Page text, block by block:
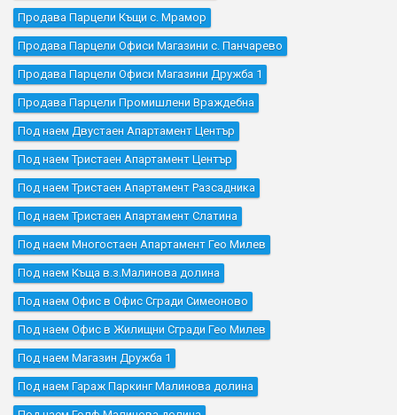
Продава Парцели Къщи с. Мрамор
Продава Парцели Офиси Магазини с. Панчарево
Продава Парцели Офиси Магазини Дружба 1
Продава Парцели Промишлени Враждебна
Под наем Двустаен Апартамент Център
Под наем Тристаен Апартамент Център
Под наем Тристаен Апартамент Разсадника
Под наем Тристаен Апартамент Слатина
Под наем Многостаен Апартамент Гео Милев
Под наем Къщa в.з.Малинова долина
Под наем Офис в Офис Сгради Симеоново
Под наем Офис в Жилищни Сгради Гео Милев
Под наем Магазин Дружба 1
Под наем Гараж Паркинг Малинова долина